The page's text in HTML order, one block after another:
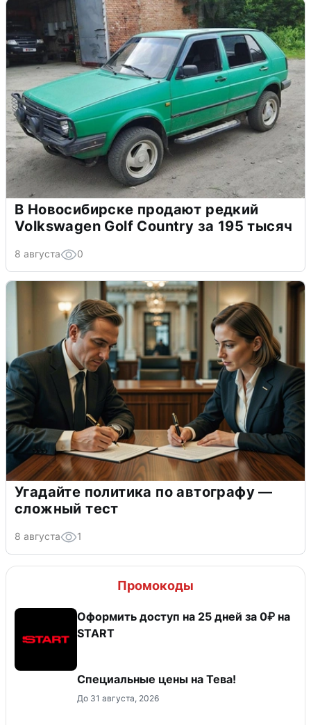
В Новосибирске продают редкий
Volkswagen Golf Country за 195 тысяч
8 августа 0
Угадайте политика по автографу —
сложный тест
8 августа 1
Промокоды
Оформить доступ на 25 дней за 0₽ на
START
Специальные цены на Тева!
До 31 августа, 2026